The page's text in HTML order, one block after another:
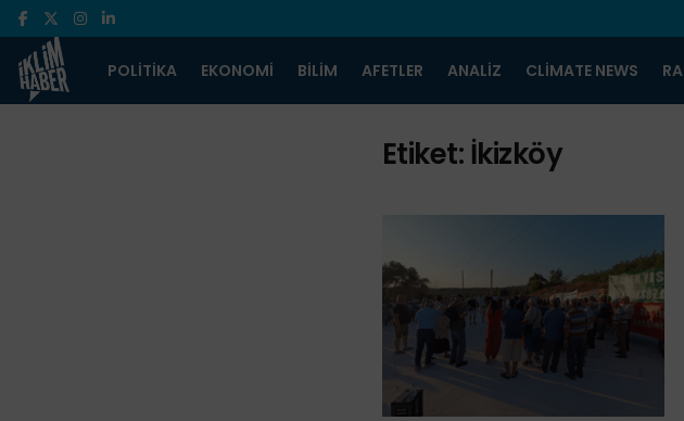
POLITIKA EKONOMI BILIM AFETLER ANALIZ CLIMATE NEWS
Etiket: İkizköy